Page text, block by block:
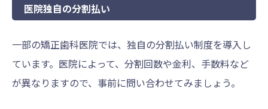
医院独自の分割払い
一部の矯正歯科医院では、独自の分割払い制度を導入し
ています。医院によって、分割回数や金利、手数料など
が異なりますので、事前に問い合わせてみましょう。